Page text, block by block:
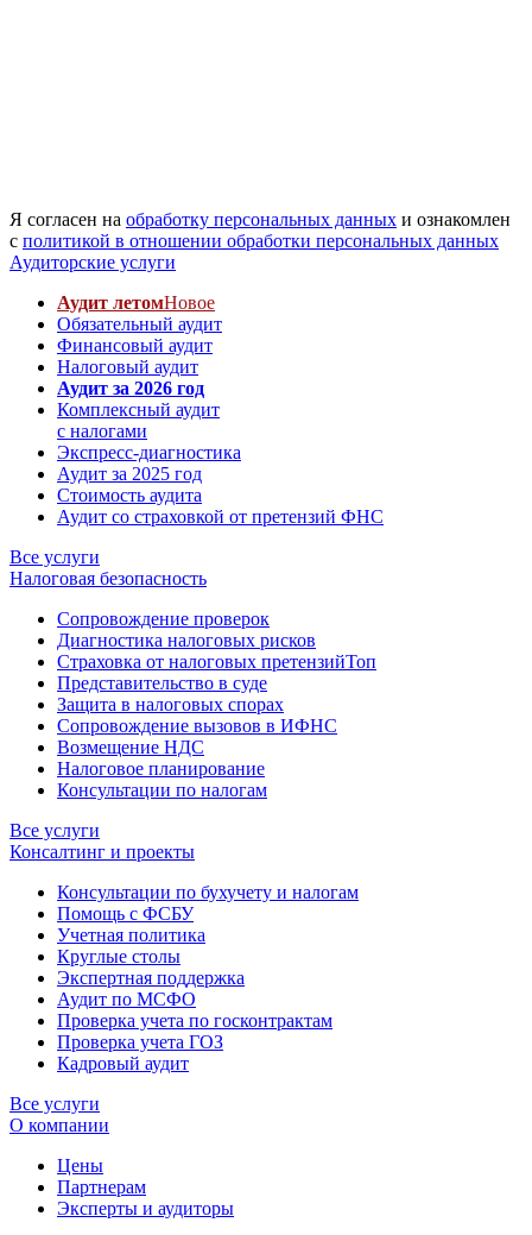
Я согласен на обработку персональных данных и ознакомлен
с политикой в отношении обработки персональных данных
Аудиторские услуги
Аудит летомНовое
Обязательный аудит
Финансовый аудит
Налоговый аудит
Аудит за 2026 год
Комплексный аудит
с налогами
Экспресс-диагностика
Аудит за 2025 год
Стоимость аудита
Аудит со страховкой от претензий ФНС
Все услуги
Налоговая безопасность
Сопровождение проверок
Диагностика налоговых рисков
Страховка от налоговых претензийТоп
Представительство в суде
Защита в налоговых спорах
Сопровождение вызовов в ИФНС
Возмещение НДС
Налоговое планирование
Консультации по налогам
Все услуги
Консалтинг и проекты
Консультации по бухучету и налогам
Помощь с ФСБУ
Учетная политика
Круглые столы
Экспертная поддержка
Аудит по МСФО
Проверка учета по госконтрактам
Проверка учета ГОЗ
Кадровый аудит
Все услуги
О компании
Цены
Партнерам
Эксперты и аудиторы